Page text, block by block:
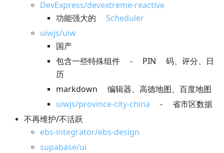
DevExpress/devextreme-reactive
功能强大的 Scheduler
uiwjs/uiw
国产
包含一些特殊组件 - PIN 码、评分、日
历
markdown 编辑器、高德地图、百度地图
uiwjs/province-city-china - 省市区数据
不再维护/不活跃
ebs-integrator/ebs-design
supabase/ui